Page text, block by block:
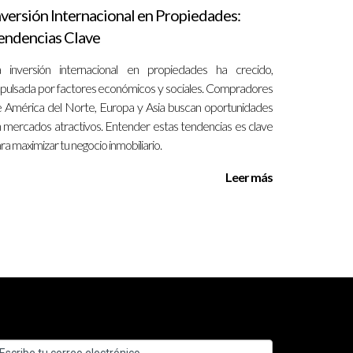
Se pueden encontrar opciones desde
un blog o sección de noticias y enlaces a
Internacional en Propiedades:
Clave
inversión internacional en propiedades ha crecido,
por factores económicos y sociales. Compradores
América del Norte, Europa y Asia buscan oportunidades
mercados atractivos. Entender estas tendencias es clave
maximizar tu negocio inmobiliario.
Leer más